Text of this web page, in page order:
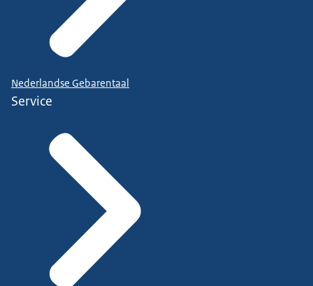
Nederlandse Gebarentaal
Service